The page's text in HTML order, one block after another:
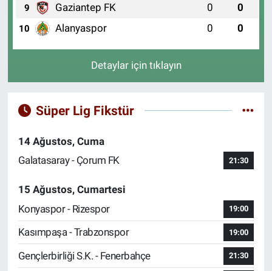
9 Gaziantep FK 0 0
10 Alanyaspor 0 0
Detaylar için tıklayın
Süper Lig Fikstür
14 Ağustos, Cuma
Galatasaray - Çorum FK
21:30
15 Ağustos, Cumartesi
Konyaspor - Rizespor
19:00
Kasımpaşa - Trabzonspor 19:00
Gençlerbirliği S.K. - Fenerbahçe 21:30